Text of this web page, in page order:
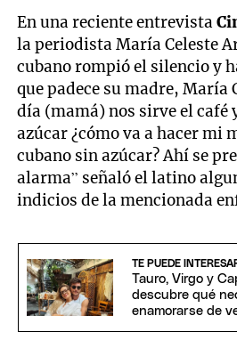
En una reciente entrevista
la periodista María Celeste
cubano rompió el silencio y
que padece su madre, María
día (mamá) nos sirve el café
azúcar ¿cómo va a hacer mi
cubano sin azúcar? Ahí se
alarma” señaló el latino
indicios de la mencionada
TE PUEDE
Tauro, Virgo y
descubre qué
enamorarse de